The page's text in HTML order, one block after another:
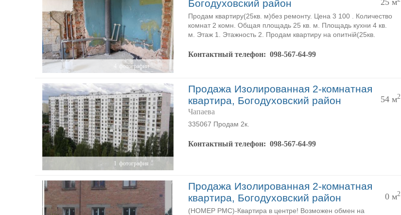
фотографии
Богодуховский район
25 м
Продам квартиру(25кв. м)без ремонту. Цена 3 100 . Количество
комнат 2 комн. Общая площадь 25 кв. м. Площадь кухни 4 кв.
м. Этаж 1. Этажность 2. Продам квартиру на опитній(25кв.
Контактный телефон: 098-567-64-99
фотография
1
Продажа Изолированная 2-комнатная
квартира, Богодуховский район
54 м2
Чапаева
335067 Продам 2к.
Контактный телефон: 098-567-64-99
Продажа Изолированная 2-комнатная
квартира, Богодуховский район
0 м2
(НОМЕР PMC)-Квартира в центре! Возможен обмен на